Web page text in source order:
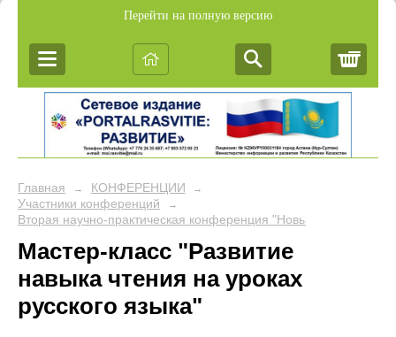
Перейти на полную версию
Главная → КОНФЕРЕНЦИИ →
Участники конференций →
Вторая научно-практическая конференция "Новые подходы в
Мастер-класс "Развитие
навыка чтения на уроках
русского языка"